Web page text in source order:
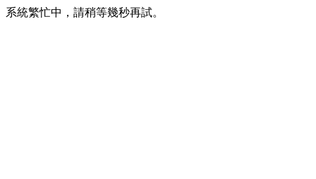
系統繁忙中，請稍等幾秒再試。